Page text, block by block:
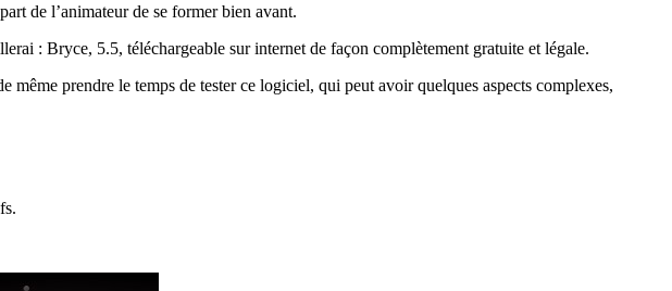
de l’animateur de se former bien avant.
: Bryce, 5.5, téléchargeable sur internet de façon complètement gratuite et légale.
prendre le temps de tester ce logiciel, qui peut avoir quelques aspects complexes,